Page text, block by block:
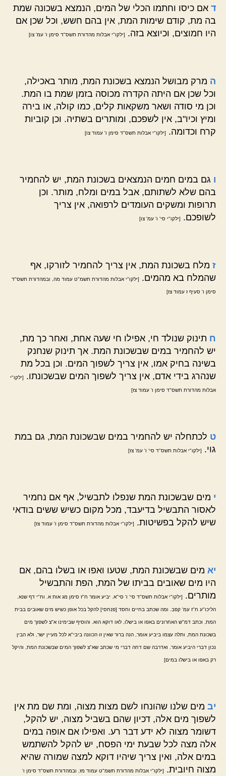
ד אם כיסו וחתמו הכלי של המים, הנמצא בשכונה שמת
בה מת, קודם שימות המת, אין בהם חשש, וכל שכן אם
היו חמוצים, וכיוצא בזה.
[ילקו"י אבלות מהדורת תשס"ד סימן ו' עמ' צו]
ה מרק מבושל הנמצא בשכונת המת, מותר באכילה,
וכל שכן אם היתה הקדרה מכוסה בזמן שמת בו המת.
וכן מי סודה ושאר משקאות קלים, כמו קולה, או בירה
ומיץ וכיו"ב, אין לשפכם, ומותרים בשתיה. וכן קוביות
קרח וכדומה.
[ילקו"י אבלות תשס"ד סימן ו' עמוד צו]
ו גם במים חמים הנמצאים בשכונת המת, יש להחמיר
בהם שלא לשתותם, אבל במים ומלח, מותר. וכן
תרופות ומשקים העומדים לרפואה, אין צריך
לשופכם.
[ילקו"י סי' ו' עמ' צו]
ז מלח בשכונת המת, אין צריך להחמיר לזורקו, אף
שהמלח בא מהמים.
[ילקו"י אבלות מהדורת תשמ"ט עמוד מה, ובמהדורת תשס"ד
סימן ו' סעיף ז עמוד צז]
ח תינוק שנולד חי, אפילו חי שעה אחת, ואחר כך מת,
יש להחמיר במים שבשכונת המת. אך תינוק שנחנק
בשינה בחיק אמו, אין צריך לשפוך המים. וכן בכל מת
שנהרג בידי אדם, אין צריך לשפוך המים שבשכונתו.
[ילקו"י
אבלות מהדורת תשס"ד סימן ו' עמוד צז]
ט לכתחלה יש להחמיר במים שבשכונת המת, גם במת
גוי.
[ילקו"י אבלות תשס"ד סי' ו' עמ' צז]
י מים שבשכונת המת שנפלו לתבשיל, אף אם נחמיר
לאסור התבשיל בדיעבד, מכל מקום כשיש ששים בודאי
שיש להקל בפשיטות.
[ילקו"י אבלות מהדורת תשס"ד סימן ו' עמוד צז]
יא מים שבשכונת המת, שטעו ואפו או בשלו בהם, אם
היו מים שאובים בביתו של המת, הפת והתבשיל
מותרים.
[ילקו"י אבלות תשס"ד סי' ו' סי"א. יביע אומר ח"ז סימן מג אות א. וח"י דף שנא.
הליכו"ע ח"ז עמ' קפב. ומה שכתב בחיים וחסד [פנחסי] להקל בכל אופן כשיש מים שאובים בבית
המת, וכתב דמ"ש האחרונים באפו או בישלו, לאו דוקא הוא. והוסיף שבימינו א"צ לשפוך מים
בשכונת המת, ותלה עצמו ביביע אומר, הנה ברור שאין זו הכוונה ביבי"א לכל מעיין ישר, ולא הבין
נכון דברי היביע אומר. ואדרבה שם דחה דברי מי שכתב שא"צ לשפוך המים שבשכונת המת, והיקל
רק באפו או בישלו במים]
יב מים שלנו שהונחו לשם מצות מצוה, ומת שם מת אין
לשפוך מים אלה, דכיון שהם בשביל מצוה, יש להקל,
דשומר מצוה לא ידע דבר רע. ואפילו אם אופה במים
אלה מצה לכל שבעת ימי הפסח, יש להקל להשתמש
במים אלה, ואין צריך שיהיו דוקא למצה שמורה שהיא
מצוה חיובית.
[ילקו"י אבלות מהדורת תשמ"ט עמוד מז, ובמהדורת תשס"ד סימן ו'